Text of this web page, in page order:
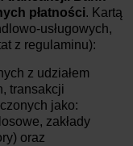
płatności. Kartą
usługowych,
z regulaminu):
z udziałem
transakcji
jako:
zakłady
oraz